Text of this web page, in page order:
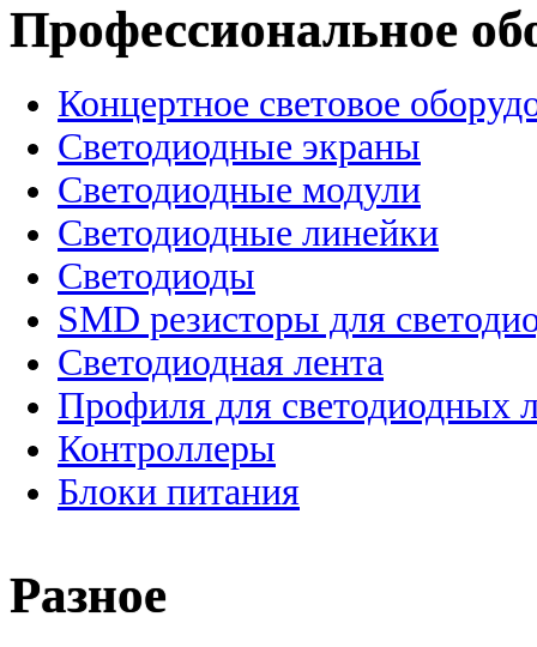
Профессиональное
Концертное световое
Cветодиодные экраны
Светодиодные модули
Светодиодные линейки
Светодиоды
SMD резисторы для
Светодиодная лента
Профиля для светодиодных
Контроллеры
Блоки питания
Разное